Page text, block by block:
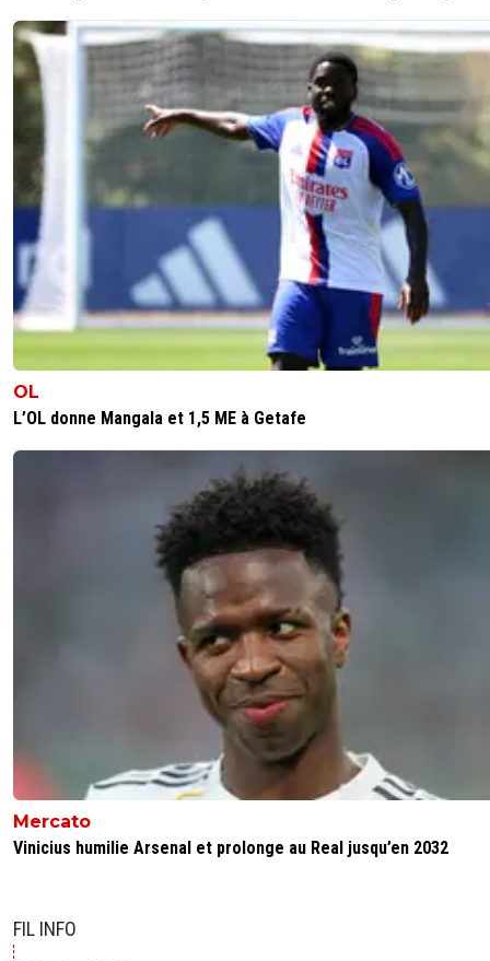
OL
L’OL donne Mangala et 1,5 ME à Getafe
Mercato
Vinicius humilie Arsenal et prolonge au Real jusqu’en 2032
FIL INFO